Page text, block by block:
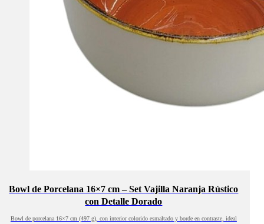
Bowl de Porcelana 16×7 cm – Set Vajilla Naranja Rústico
con Detalle Dorado
Bowl de porcelana 16×7 cm (497 g), con interior colorido esmaltado y borde en contraste, ideal